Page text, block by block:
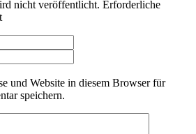
nicht veröffentlicht. Erforderliche
und Website in diesem Browser für
speichern.